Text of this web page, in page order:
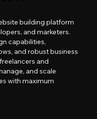
building platform
and marketers.
capabilities,
and robust business
and
and scale
with maximum